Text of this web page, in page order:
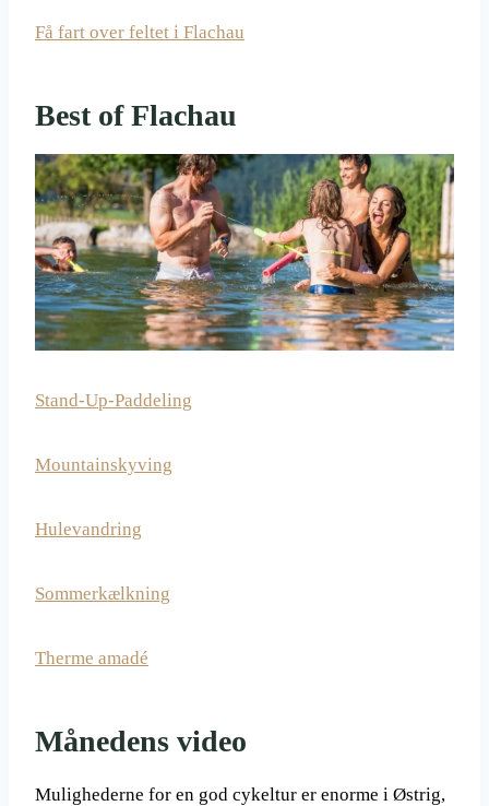
Få fart over feltet i Flachau
Best of Flachau
Stand-Up-Paddeling
Mountainskyving
Hulevandring
Sommerkælkning
Therme amadé
Månedens video
Mulighederne for en god cykeltur er enorme i Østrig,